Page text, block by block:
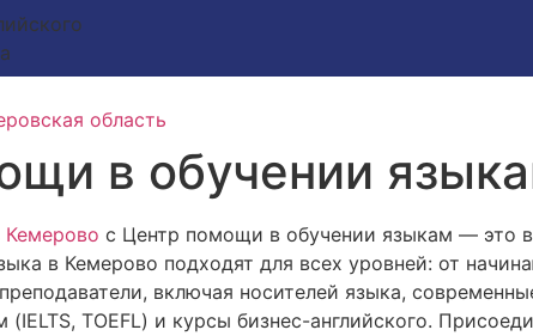
область
в обучении
Кемерово с Центр помощи в обучении языкам — это
в Кемерово подходят для всех уровней: от
включая носителей языка,
TOEFL) и курсы бизнес-английского.